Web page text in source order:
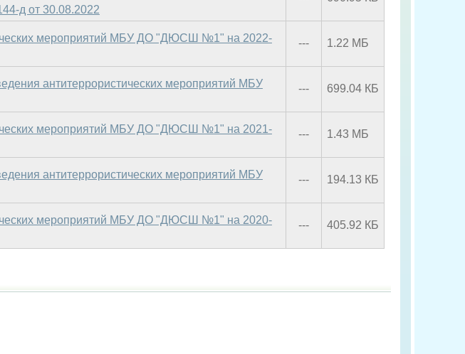
д от 30.08.2022
мероприятий МБУ ДО "ДЮСШ №1" на 2022-
--- 1.22 МБ
антитеррористических мероприятий МБУ
--- 699.04 КБ
мероприятий МБУ ДО "ДЮСШ №1" на 2021-
--- 1.43 МБ
антитеррористических мероприятий МБУ
--- 194.13 КБ
мероприятий МБУ ДО "ДЮСШ №1" на 2020-
--- 405.92 КБ